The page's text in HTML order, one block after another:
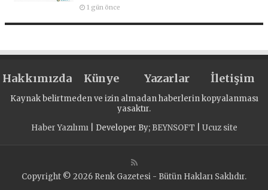
1 gün önce
Hakkımızda Künye Yazarlar İletişim
Kaynak belirtmeden ve izin almadan haberlerin kopyalanması
yasaktır.
Haber Yazılımı| Developer By; BEYNSOFT Ucuz site
Copyright © 2026 Renk Gazetesi - Bütün Hakları Saklıdır.